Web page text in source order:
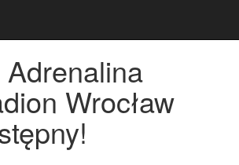
Adrenalina
Wrocław